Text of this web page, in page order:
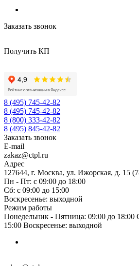
Заказать звонок
Получить КП
8 (495) 745-42-82
8 (495) 745-42-82
8 (800) 333-42-82
8 (495) 845-42-82
Заказать звонок
E-mail
zakaz@ctpl.ru
Адрес
127644, г. Москва, ул. Ижорская, д. 15
Пн - Пт: с 09:00 до 18:00
Сб: с 09:00 до 15:00
Воскресенье: выходной
Режим работы
Понедельник - Пятница: 09:00 до 18:00
15:00 Воскресенье: выходной